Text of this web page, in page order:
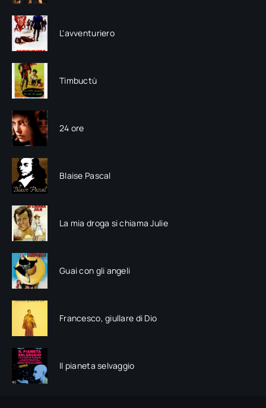
L'avventuriero
Timbuctù
24 ore
Blaise Pascal
La mia droga si chiama Julie
Guai con gli angeli
Francesco, giullare di Dio
Il pianeta selvaggio